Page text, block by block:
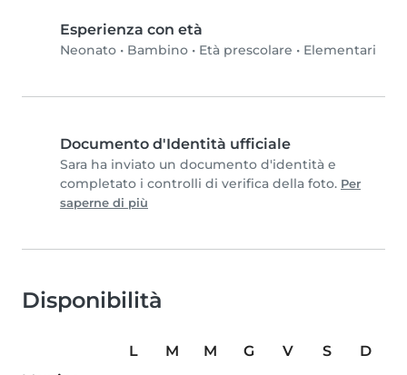
Esperienza con età
Neonato • Bambino • Età prescolare • Elementari
Documento d'Identità ufficiale
Sara ha inviato un documento d'identità e
completato i controlli di verifica della foto. Per
saperne di più
Disponibilità
L M M G V S
D